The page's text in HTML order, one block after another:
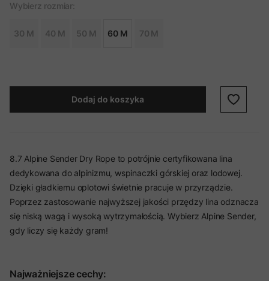
Wybierz rozmiar:
30 M 40 M 50 M 60 M 70 M
Dodaj do koszyka
8.7 Alpine Sender Dry Rope to potrójnie certyfikowana lina
dedykowana do alpinizmu, wspinaczki górskiej oraz lodowej.
Dzięki gładkiemu oplotowi świetnie pracuje w przyrządzie.
Poprzez zastosowanie najwyższej jakości przędzy lina odznacza
się niską wagą i wysoką wytrzymałością. Wybierz Alpine Sender,
gdy liczy się każdy gram!
Najważniejsze cechy: